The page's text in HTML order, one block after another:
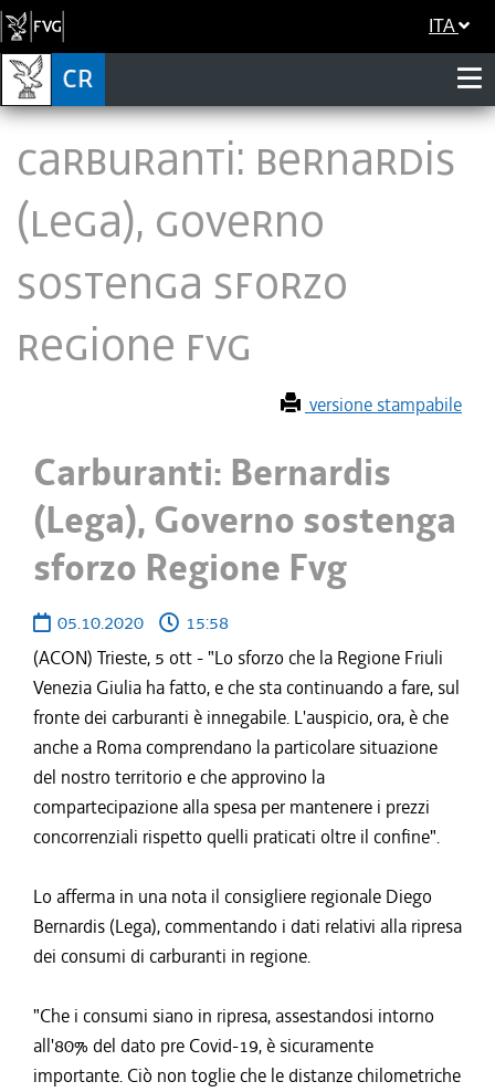
ITA
Carburanti: Bernardis
(Lega), Governo
sostenga sforzo
Regione Fvg
versione stampabile
Carburanti: Bernardis
(Lega), Governo sostenga
sforzo Regione Fvg
05.10.2020
15:58
(ACON) Trieste, 5 ott - "Lo sforzo che la Regione Friuli
Venezia Giulia ha fatto, e che sta continuando a fare, sul
fronte dei carburanti è innegabile. L'auspicio, ora, è che
anche a Roma comprendano la particolare situazione
del nostro territorio e che approvino la
compartecipazione alla spesa per mantenere i prezzi
concorrenziali rispetto quelli praticati oltre il confine".
Lo afferma in una nota il consigliere regionale Diego
Bernardis (Lega), commentando i dati relativi alla ripresa
dei consumi di carburanti in regione.
"Che i consumi siano in ripresa, assestandosi intorno
all'80% del dato pre Covid-19, è sicuramente
importante. Ciò non toglie che le distanze chilometriche